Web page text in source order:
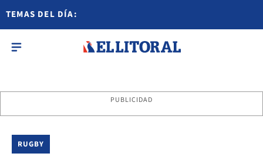
TEMAS DEL DÍA:
PUBLICIDAD
RUGBY